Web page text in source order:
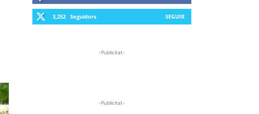
3,252 Seguidors SEGUIR
-Publicitat-
-Publicitat-